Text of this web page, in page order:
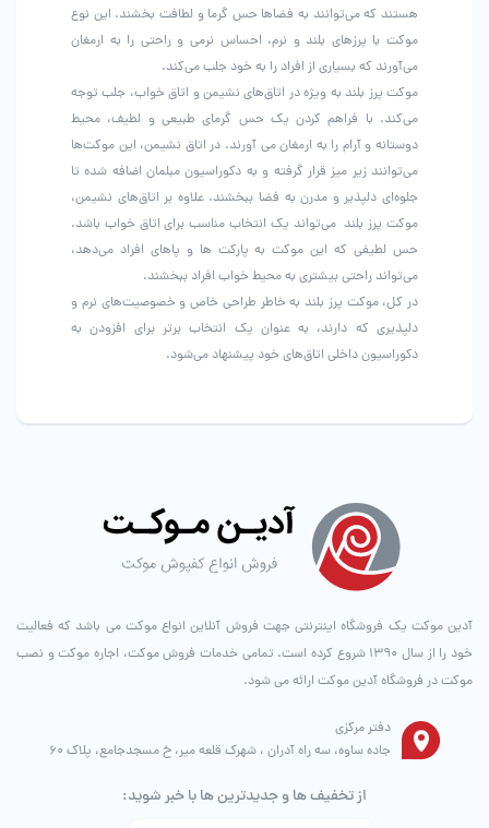
هستند که می‌توانند به فضاها حس گرما و لطافت بخشند. این نوع
موکت با پرزهای بلند و نرم، احساس نرمی و راحتی را به ارمغان
می‌آورند که بسیاری از افراد را به خود جلب می‌کند.
موکت پرز بلند به ویژه در اتاق‌های نشیمن و اتاق خواب، جلب توجه
می‌کند. با فراهم کردن یک حس گرمای طبیعی و لطیف، محیط
دوستانه و آرام را به ارمغان می آورند. در اتاق نشیمن، این موکت‌ها
می‌توانند زیر میز قرار گرفته و به دکوراسیون مبلمان اضافه شده تا
جلوه‌ای دلپذیر و مدرن به فضا ببخشند. علاوه بر اتاق‌های نشیمن،
موکت پرز بلند می‌تواند یک انتخاب مناسب برای اتاق خواب باشد.
حس لطیفی که این موکت به پارکت ها و پاهای افراد می‌دهد،
می‌تواند راحتی بیشتری به محیط خواب افراد ببخشند.
در کل، موکت پرز بلند به خاطر طراحی خاص و خصوصیت‌های نرم و
دلپذیری که دارند، به عنوان یک انتخاب برتر برای افزودن به
دکوراسیون داخلی اتاق‌های خود پیشنهاد می‌شود.
آدین موکت یک فروشگاه اینترنتی جهت فروش آنلاین انواع موکت می باشد که فعالیت
خود را از سال ۱۳۹۰ شروع کرده است. تمامی خدمات فروش موکت، اجاره موکت و نصب
موکت در فروشگاه آدین موکت ارائه می شود.
دفتر مرکزی
جاده ساوه، سه راه آدران ، شهرک قلعه میر، خ مسجدجامع، پلاک 60
از تخفیف ها و جدیدترین ها با خبر شوید: